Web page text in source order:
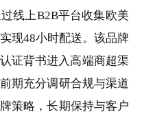
线上B2B平台收集欧美
现48小时配送。该品牌
证背书进入高端商超渠
期充分调研合规与渠道
策略，长期保持与客户